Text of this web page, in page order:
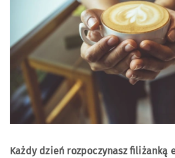
Każdy dzień rozpoczynasz filiżanką